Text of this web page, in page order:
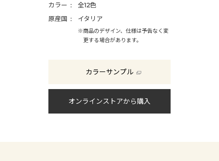
カラー
全12色
原産国
イタリア
※商品のデザイン、仕様は予告なく変
更する場合があります。
カラーサンプル
オンラインストアから購入